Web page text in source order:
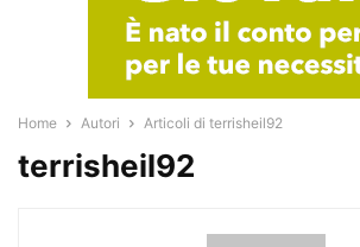
Home Autori Articoli di terrisheil92
terrisheil92